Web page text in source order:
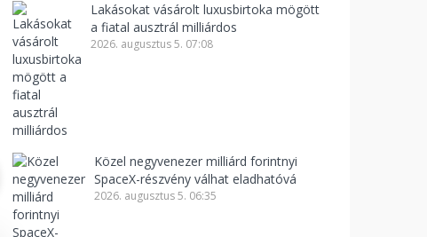
Lakásokat vásárolt luxusbirtoka mögött
a fiatal ausztrál milliárdos
2026. augusztus 5. 07:08
Közel negyvenezer milliárd forintnyi
SpaceX-részvény válhat eladhatóvá
2026. augusztus 5. 06:35